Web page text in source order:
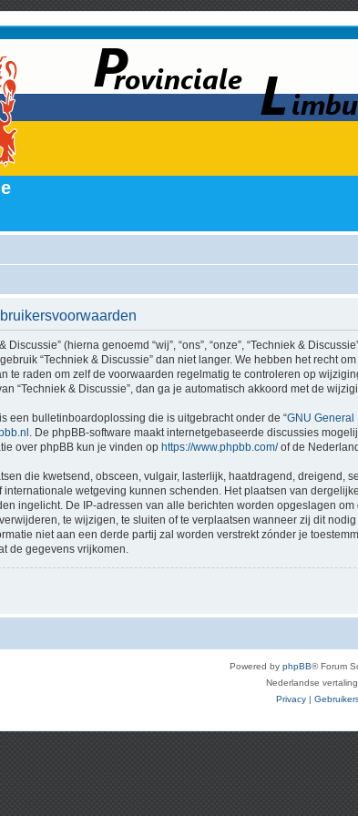
Discussie” (hierna genoemd “wij”, “ons”, “onze”, “Techniek &
“Techniek & Discussie” dan niet langer. We hebben het recht
te raden om zelf de voorwaarden regelmatig te controleren op
“Techniek & Discussie”, dan ga je automatisch akkoord met de
een bulletinboardoplossing die is uitgebracht onder de “GNU General
. De phpBB-software maakt internetgebaseerde discussies
over phpBB kun je vinden op https://www.phpbb.com/of de
die kwetsend, obsceen, vulgair, lasterlijk, haatdragend,
internationale wetgeving kunnen schenden. Het plaatsen van
ingelicht. De IP-adressen van alle berichten worden opgeslagen
te wijzigen, te sluiten of te verplaatsen wanneer zij dit
niet aan een derde partij zal worden verstrekt zónder je
de gegevens vrijkomen.
Powered by phpBB® Forum
Nederlandse
Privacy |